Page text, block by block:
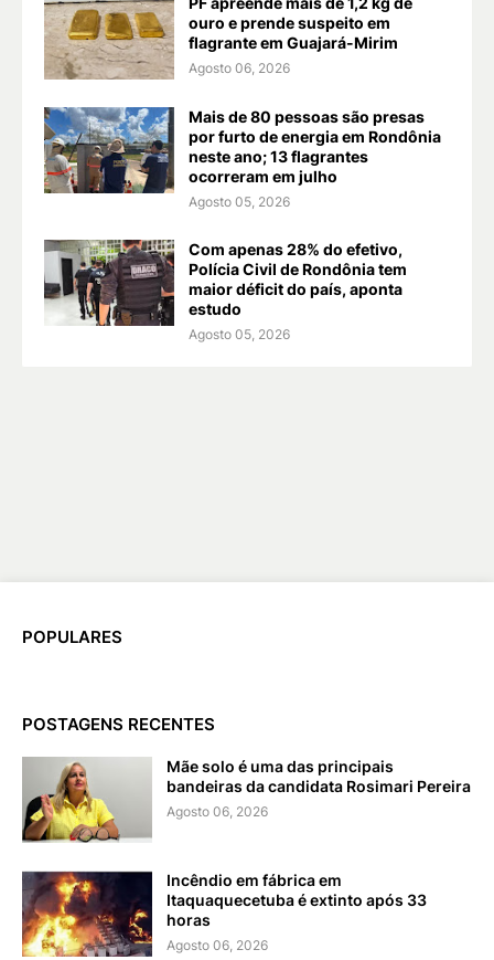
ouro e prende suspeito em
flagrante em Guajará-Mirim
Agosto 06, 2026
Mais de 80 pessoas são presas
por furto de energia em Rondônia
neste ano; 13 flagrantes
ocorreram em julho
Agosto 05, 2026
Com apenas 28% do efetivo,
Polícia Civil de Rondônia tem
maior déficit do país, aponta
estudo
Agosto 05, 2026
POPULARES
POSTAGENS RECENTES
Mãe solo é uma das principais
bandeiras da candidata Rosimari Pereira
Agosto 06, 2026
Incêndio em fábrica em
Itaquaquecetuba é extinto após 33
horas
Agosto 06, 2026